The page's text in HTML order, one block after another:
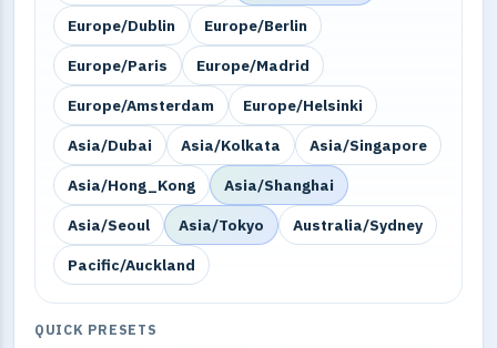
Europe/Dublin
Europe/Berlin
Europe/Paris
Europe/Madrid
Europe/Amsterdam
Europe/Helsinki
Asia/Dubai
Asia/Kolkata
Asia/Singapore
Asia/Hong_Kong
Asia/Shanghai
Asia/Seoul
Asia/Tokyo
Australia/Sydney
Pacific/Auckland
QUICK PRESETS